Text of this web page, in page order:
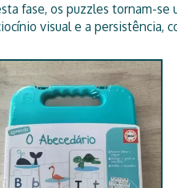
fase, os puzzles tornam-se
visual e a persistência,